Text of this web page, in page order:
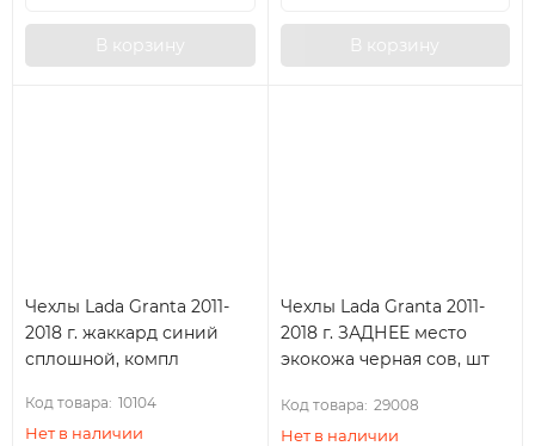
В корзину В корзину
Чехлы Lada Granta 2011-
2018 г. жаккард синий
сплошной, компл
Код товара: 10104
Нет в наличии
Чехлы Lada Granta 2011-
2018 г. ЗАДНЕЕ место
экокожа черная сов, шт
Код товара: 29008
Нет в наличии